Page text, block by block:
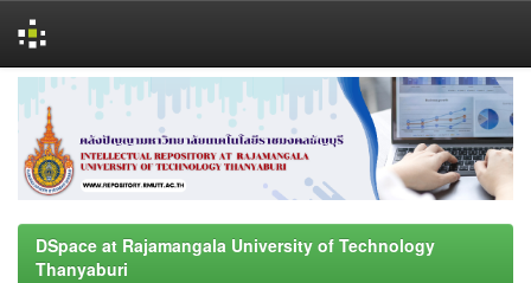
navigation
DSpace at Rajamangala University of Technology
Thanyaburi